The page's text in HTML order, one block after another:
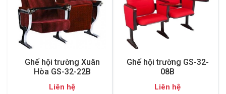
Ghế hội trường Xuân
Hòa GS-32-22B
Liên hệ
Ghế hội trường GS-32-
08B
Liên hệ